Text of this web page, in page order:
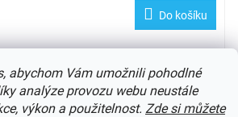
abychom Vám umožnili pohodlné
analýze provozu webu neustále
výkon a použitelnost. Zde si můžete
Do košíku
Kód:919011FL